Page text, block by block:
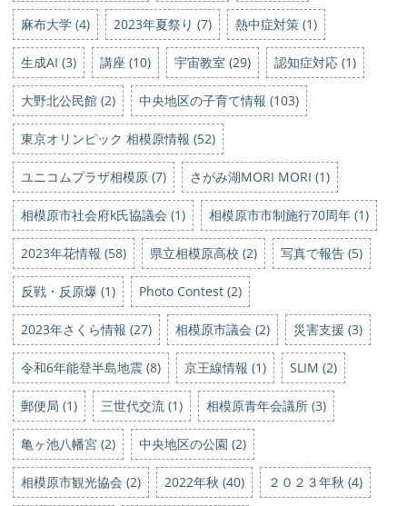
麻布大学 (4) 2023年夏祭り (7) 熱中症対策 (1)
生成AI (3) 講座 (10) 宇宙教室 (29) 認知症対応 (1)
大野北公民館 (2) 中央地区の子育て情報 (103)
東京オリンピック 相模原情報 (52)
ユニコムプラザ相模原 (7) さがみ湖MORI MORI (1)
相模原市社会府k氏協議会 (1) 相模原市市制施行70周年 (1)
2023年花情報 (58) 県立相模原高校 (2) 写真で報告 (5)
反戦・反原爆 (1) Photo Contest (2)
2023年さくら情報 (27) 相模原市議会 (2) 災害支援 (3)
令和6年能登半島地震 (8) 京王線情報 (1) SLIM (2)
郵便局 (1) 三世代交流 (1) 相模原青年会議所 (3)
亀ヶ池八幡宮 (2) 中央地区の公園 (2)
相模原市観光協会 (2) 2022年秋 (40) ２０２３年秋 (4)